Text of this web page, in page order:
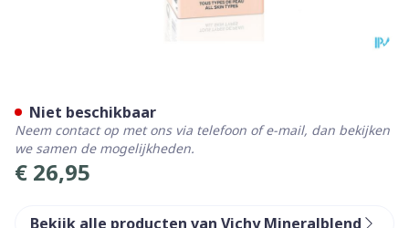
€ 26,95
Niet beschikbaar
Neem contact op met ons via telefoon of e-mail, dan bekijken
we samen de mogelijkheden.
Bekijk alle producten van Vichy Mineralblend